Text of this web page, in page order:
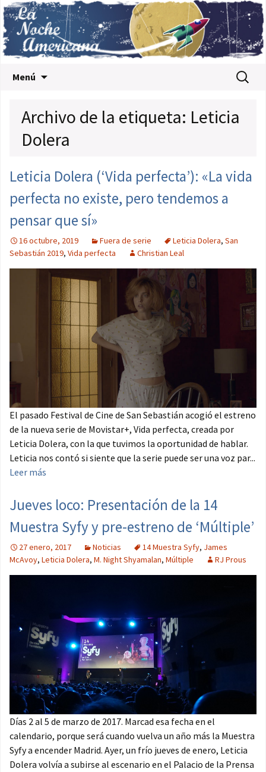
Menú Buscar:
Archivo de la etiqueta: Leticia
Dolera
Leticia Dolera (‘Vida perfecta’): «La vida
perfecta no existe, pero tendemos a
pensar que sí»
16 octubre, 2019 Fuera de serie Leticia Dolera, San
Sebastián 2019, Vida perfecta Christian Leal
El pasado Festival de Cine de San Sebastián acogió el estreno
de la nueva serie de Movistar+, Vida perfecta, creada por
Leticia Dolera, con la que tuvimos la oportunidad de hablar.
Leticia nos contó si siente que la serie puede ser una voz par...
Leer más
Jueves loco: Presentación de la 14
Muestra Syfy y pre-estreno de ‘Múltiple’
27 enero, 2017 Noticias 14 Muestra Syfy, James
McAvoy, Leticia Dolera, M. Night Shyamalan, Múltiple RJ Prous
Días 2 al 5 de marzo de 2017. Marcad esa fecha en el
calendario, porque será cuando vuelva un año más la Muestra
Syfy a encender Madrid. Ayer, un frío jueves de enero, Leticia
Dolera volvía a subirse al escenario en el Palacio de la Prensa